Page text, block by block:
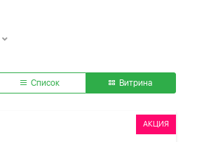
Список Витрина
АКЦИЯ